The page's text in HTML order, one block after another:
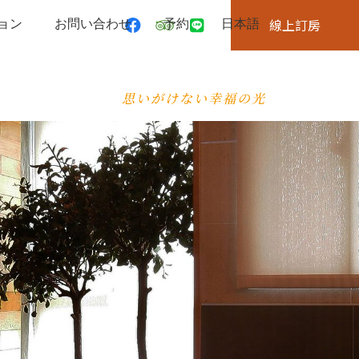
ン お問い合わせ 予約 日本語 線上訂房
思いがけない幸福の光